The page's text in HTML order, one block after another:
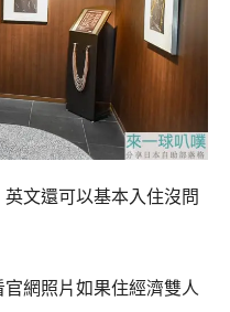
文還可以基本入住沒問
網照片如果住經濟雙人